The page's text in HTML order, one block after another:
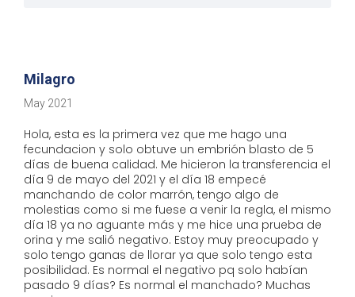
Milagro
May 2021
Hola, esta es la primera vez que me hago una
fecundacion y solo obtuve un embrión blasto de 5
días de buena calidad. Me hicieron la transferencia el
día 9 de mayo del 2021 y el día 18 empecé
manchando de color marrón, tengo algo de
molestias como si me fuese a venir la regla, el mismo
día 18 ya no aguante más y me hice una prueba de
orina y me salió negativo. Estoy muy preocupado y
solo tengo ganas de llorar ya que solo tengo esta
posibilidad. Es normal el negativo pq solo habían
pasado 9 días? Es normal el manchado? Muchas